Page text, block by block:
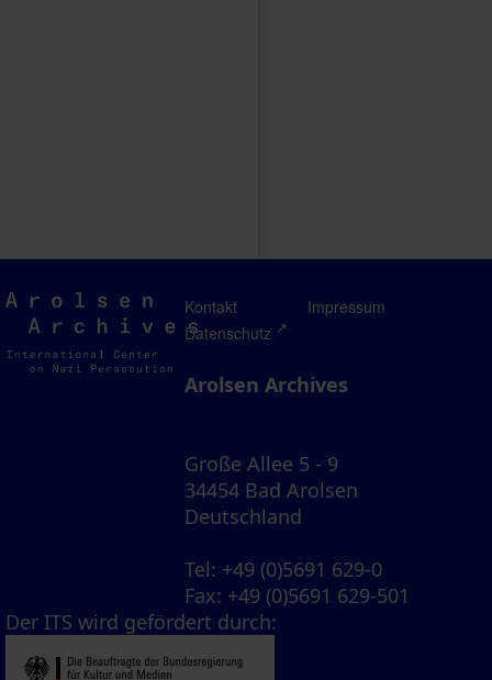
Arolsen
Archives
Kontakt
Impressum
Datenschutz
Arolsen Archives
Große Allee 5 - 9
34454 Bad Arolsen
Deutschland
Tel: +49 (0)5691 629-0
Fax: +49 (0)5691 629-501
Der ITS wird gefördert durch: